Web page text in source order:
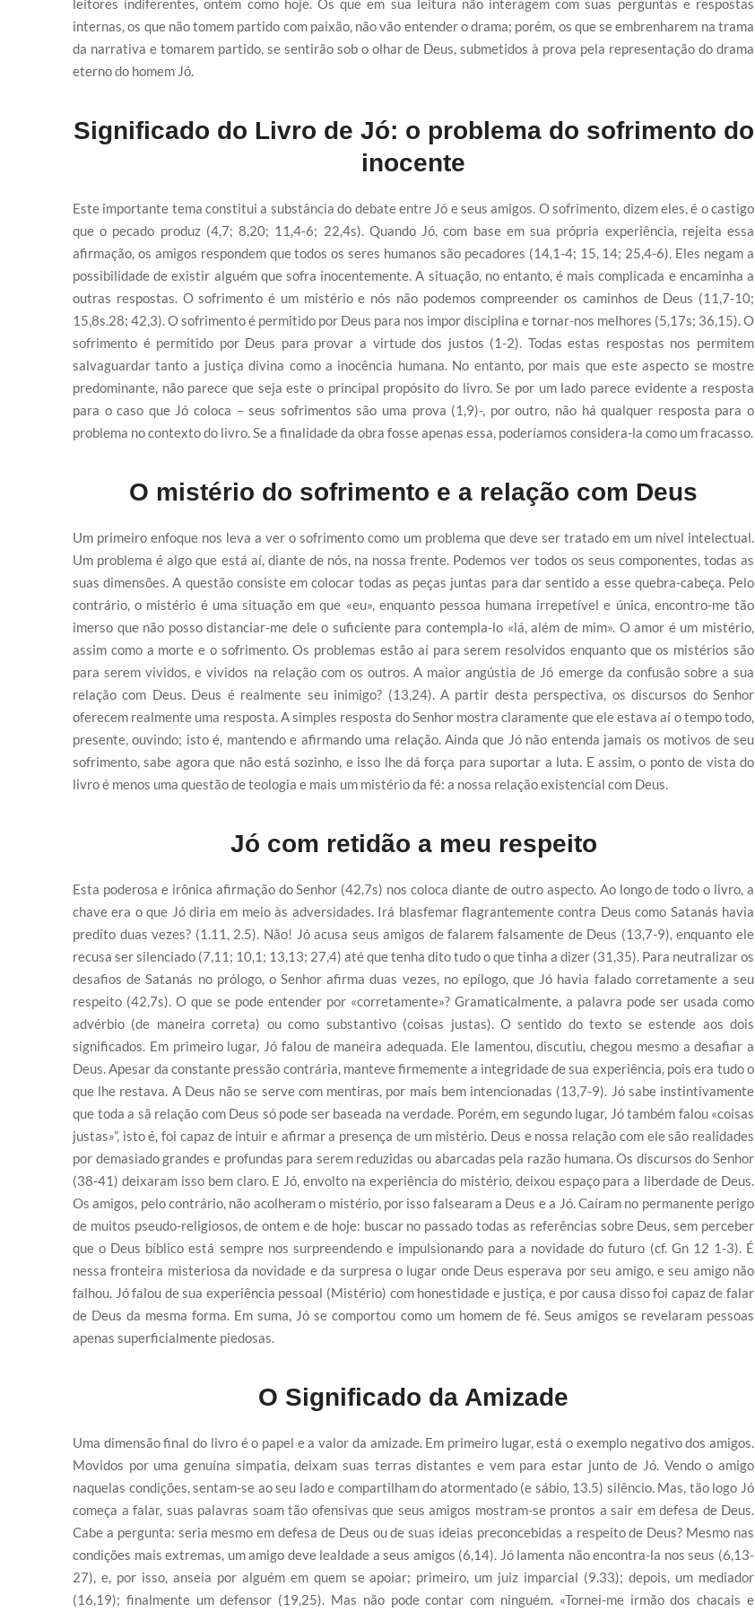
leitores indiferentes, ontem como hoje. Os que em sua leitura não interagem com suas perguntas e respostas
internas, os que não tomem partido com paixão, não vão entender o drama; porém, os que se embrenharem na trama
da narrativa e tomarem partido, se sentirão sob o olhar de Deus, submetidos à prova pela representação do drama
eterno do homem Jó.
Significado do Livro de Jó: o problema do sofrimento do
inocente
Este importante tema constitui a substância do debate entre Jó e seus amigos. O sofrimento, dizem eles, é o castigo
que o pecado produz (4,7; 8,20; 11,4-6; 22,4s). Quando Jó, com base em sua própria experiência, rejeita essa
afirmação, os amigos respondem que todos os seres humanos são pecadores (14,1-4; 15, 14; 25,4-6). Eles negam a
possibilidade de existir alguém que sofra inocentemente. A situação, no entanto, é mais complicada e encaminha a
outras respostas. O sofrimento é um mistério e nós não podemos compreender os caminhos de Deus (11,7-10;
15,8s.28; 42,3). O sofrimento é permitido por Deus para nos impor disciplina e tornar-nos melhores (5,17s; 36,15). O
sofrimento é permitido por Deus para provar a virtude dos justos (1-2). Todas estas respostas nos permitem
salvaguardar tanto a justiça divina como a inocência humana. No entanto, por mais que este aspecto se mostre
predominante, não parece que seja este o principal propósito do livro. Se por um lado parece evidente a resposta
para o caso que Jó coloca – seus sofrimentos são uma prova (1,9)-, por outro, não há qualquer resposta para o
problema no contexto do livro. Se a finalidade da obra fosse apenas essa, poderíamos considera-la como um fracasso.
O mistério do sofrimento e a relação com Deus
Um primeiro enfoque nos leva a ver o sofrimento como um problema que deve ser tratado em um nível intelectual.
Um problema é algo que está aí, diante de nós, na nossa frente. Podemos ver todos os seus componentes, todas as
suas dimensões. A questão consiste em colocar todas as peças juntas para dar sentido a esse quebra-cabeça. Pelo
contrário, o mistério é uma situação em que «eu», enquanto pessoa humana irrepetível e única, encontro-me tão
imerso que não posso distanciar-me dele o suficiente para contempla-lo «lá, além de mim». O amor é um mistério,
assim como a morte e o sofrimento. Os problemas estão aí para serem resolvidos enquanto que os mistérios são
para serem vividos, e vividos na relação com os outros. A maior angústia de Jó emerge da confusão sobre a sua
relação com Deus. Deus é realmente seu inimigo? (13,24). A partir desta perspectiva, os discursos do Senhor
oferecem realmente uma resposta. A simples resposta do Senhor mostra claramente que ele estava aí o tempo todo,
presente, ouvindo; isto é, mantendo e afirmando uma relação. Ainda que Jó não entenda jamais os motivos de seu
sofrimento, sabe agora que não está sozinho, e isso lhe dá força para suportar a luta. E assim, o ponto de vista do
livro é menos uma questão de teologia e mais um mistério da fé: a nossa relação existencial com Deus.
Jó com retidão a meu respeito
Esta poderosa e irônica afirmação do Senhor (42,7s) nos coloca diante de outro aspecto. Ao longo de todo o livro, a
chave era o que Jó diria em meio às adversidades. Irá blasfemar flagrantemente contra Deus como Satanás havia
predito duas vezes? (1.11, 2.5). Não! Jó acusa seus amigos de falarem falsamente de Deus (13,7-9), enquanto ele
recusa ser silenciado (7,11; 10,1; 13,13; 27,4) até que tenha dito tudo o que tinha a dizer (31,35). Para neutralizar os
desafios de Satanás no prólogo, o Senhor afirma duas vezes, no epílogo, que Jó havia falado corretamente a seu
respeito (42,7s). O que se pode entender por «corretamente»? Gramaticalmente, a palavra pode ser usada como
advérbio (de maneira correta) ou como substantivo (coisas justas). O sentido do texto se estende aos dois
significados. Em primeiro lugar, Jó falou de maneira adequada. Ele lamentou, discutiu, chegou mesmo a desafiar a
Deus. Apesar da constante pressão contrária, manteve firmemente a integridade de sua experiência, pois era tudo o
que lhe restava. A Deus não se serve com mentiras, por mais bem intencionadas (13,7-9). Jó sabe instintivamente
que toda a sã relação com Deus só pode ser baseada na verdade. Porém, em segundo lugar, Jó também falou «coisas
justas»”, isto é, foi capaz de intuir e afirmar a presença de um mistério. Deus e nossa relação com ele são realidades
por demasiado grandes e profundas para serem reduzidas ou abarcadas pela razão humana. Os discursos do Senhor
(38-41) deixaram isso bem claro. E Jó, envolto na experiência do mistério, deixou espaço para a liberdade de Deus.
Os amigos, pelo contrário, não acolheram o mistério, por isso falsearam a Deus e a Jó. Caíram no permanente perigo
de muitos pseudo-religiosos, de ontem e de hoje: buscar no passado todas as referências sobre Deus, sem perceber
que o Deus bíblico está sempre nos surpreendendo e impulsionando para a novidade do futuro (cf. Gn 12 1-3). É
nessa fronteira misteriosa da novidade e da surpresa o lugar onde Deus esperava por seu amigo, e seu amigo não
falhou. Jó falou de sua experiência pessoal (Mistério) com honestidade e justiça, e por causa disso foi capaz de falar
de Deus da mesma forma. Em suma, Jó se comportou como um homem de fé. Seus amigos se revelaram pessoas
apenas superficialmente piedosas.
O Significado da Amizade
Uma dimensão final do livro é o papel e a valor da amizade. Em primeiro lugar, está o exemplo negativo dos amigos.
Movidos por uma genuína simpatia, deixam suas terras distantes e vem para estar junto de Jó. Vendo o amigo
naquelas condições, sentam-se ao seu lado e compartilham do atormentado (e sábio, 13.5) silêncio. Mas, tão logo Jó
começa a falar, suas palavras soam tão ofensivas que seus amigos mostram-se prontos a sair em defesa de Deus.
Cabe a pergunta: seria mesmo em defesa de Deus ou de suas ideias preconcebidas a respeito de Deus? Mesmo nas
condições mais extremas, um amigo deve lealdade a seus amigos (6,14). Jó lamenta não encontra-la nos seus (6,13-
27), e, por isso, anseia por alguém em quem se apoiar; primeiro, um juiz imparcial (9.33); depois, um mediador
(16,19); finalmente um defensor (19,25). Mas não pode contar com ninguém. «Tornei-me irmão dos chacais e